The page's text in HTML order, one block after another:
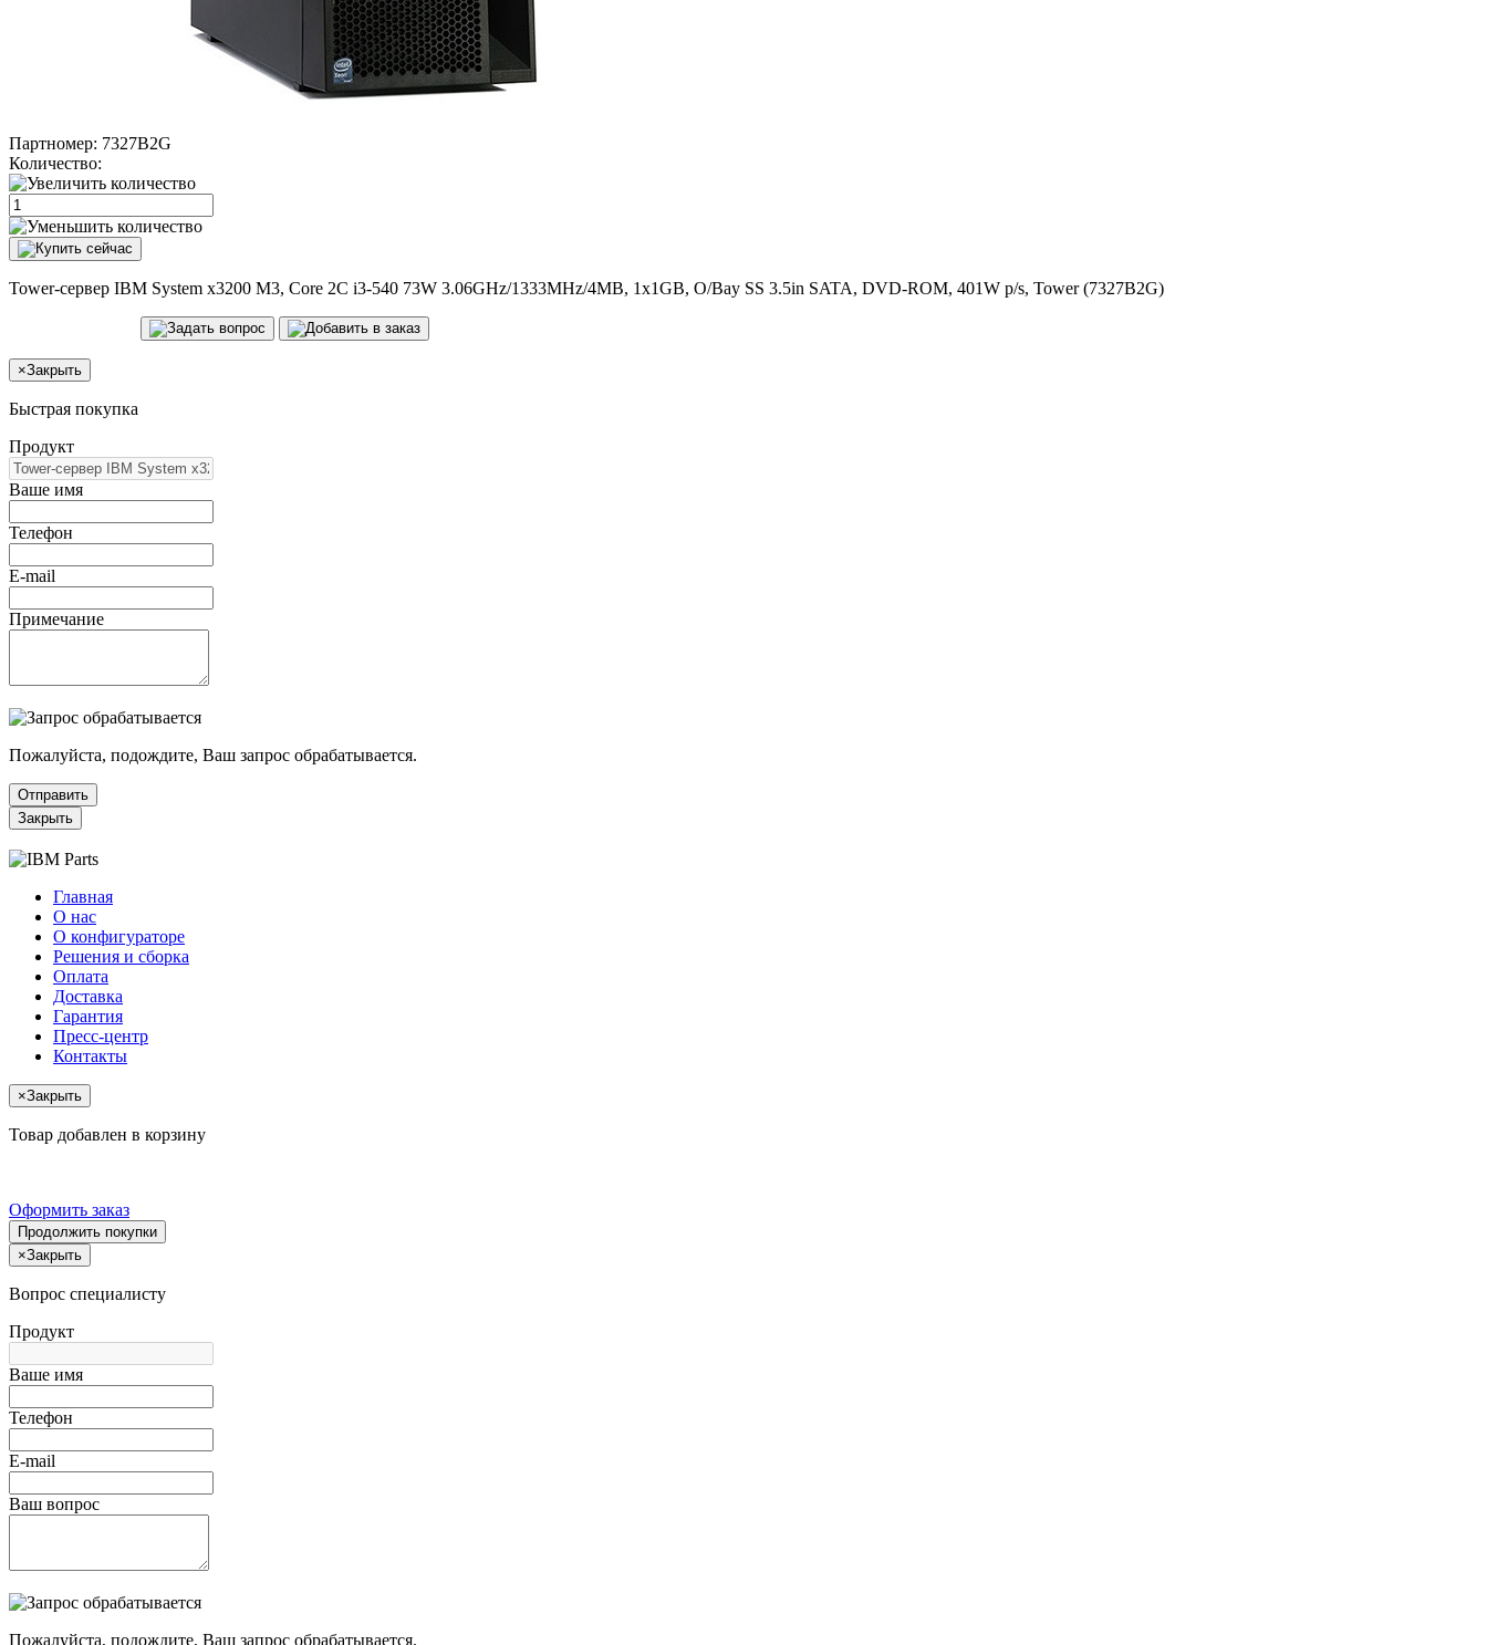
Партномер: 7327B2G
Количество:
Tower-сервер IBM System x3200 M3, Core 2C i3-540 73W 3.06GHz/1333MHz/4MB, 1x1GB, O/Bay SS 3.5in SATA, DVD-ROM, 401W p/s, Tower (7327B2G)
×Закрыть
Быстрая покупка
Продукт
Ваше имя
Телефон
E-mail
Примечание
Пожалуйста, подождите, Ваш запрос обрабатывается.
Отправить
Закрыть
Главная
О нас
О конфигураторе
Решения и сборка
Оплата
Доставка
Гарантия
Пресс-центр
Контакты
×Закрыть
Товар добавлен в корзину
Оформить заказ
Продолжить покупки
×Закрыть
Вопрос специалисту
Продукт
Ваше имя
Телефон
E-mail
Ваш вопрос
Пожалуйста, подождите, Ваш запрос обрабатывается.